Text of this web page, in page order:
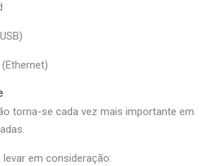
torna-se cada vez mais importante em
em consideração: